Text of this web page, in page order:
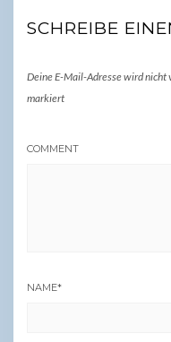
SCHREIBE
Deine E-Mail-Adresse wird nicht
markiert
COMMENT
NAME*